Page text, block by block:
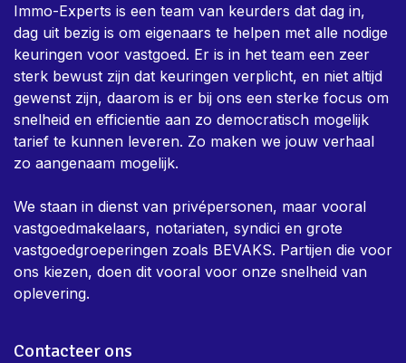
Immo-Experts is een team van keurders dat dag in,
dag uit bezig is om eigenaars te helpen met alle nodige
keuringen voor vastgoed. Er is in het team een zeer
sterk bewust zijn dat keuringen verplicht, en niet altijd
gewenst zijn, daarom is er bij ons een sterke focus om
snelheid en efficientie aan zo democratisch mogelijk
tarief te kunnen leveren. Zo maken we jouw verhaal
zo aangenaam mogelijk.
We staan in dienst van privépersonen, maar vooral
vastgoedmakelaars, notariaten, syndici en grote
vastgoedgroeperingen zoals BEVAKS. Partijen die voor
ons kiezen, doen dit vooral voor onze snelheid van
oplevering.
Contacteer ons